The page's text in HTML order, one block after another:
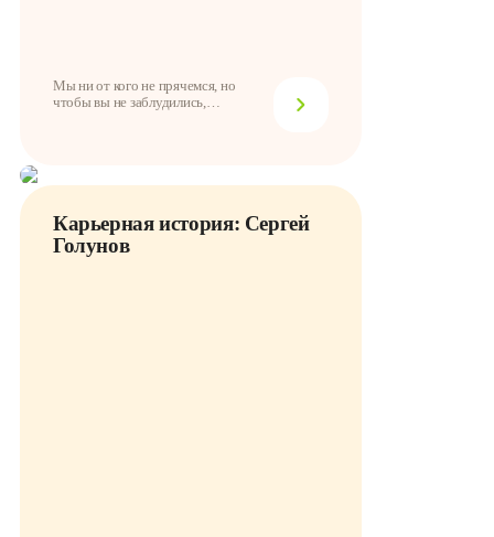
Мы ни от кого не прячемся, но
чтобы вы не заблудились,
Карьерная история: Сергей
Голунов